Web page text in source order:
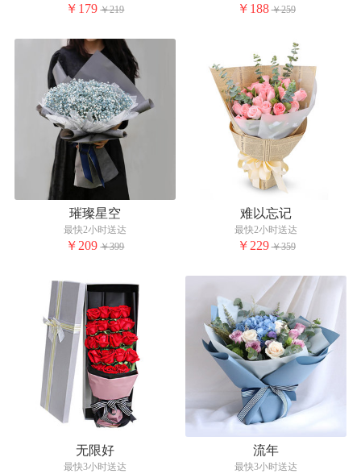
￥179 ￥219 ￥188 ￥259
璀璨星空
最快2小时送达
￥209 ￥399
难以忘记
最快2小时送达
￥229 ￥359
无限好
最快3小时送达
流年
最快3小时送达